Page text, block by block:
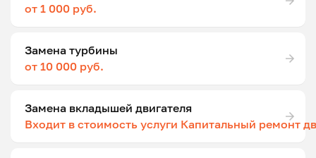
от 1 000 руб.
Замена турбины
от 10 000 руб.
Замена вкладышей двигателя
Входит в стоимость услуги Капитальный ремонт